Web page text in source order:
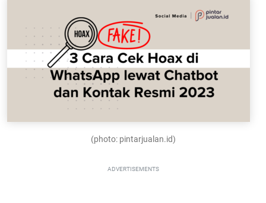
(photo: pintarjualan.id)
ADVERTISEMENTS